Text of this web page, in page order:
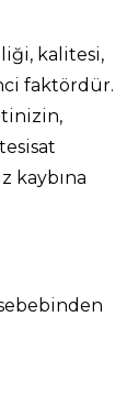
kalitesi,
faktördür.
kaybına